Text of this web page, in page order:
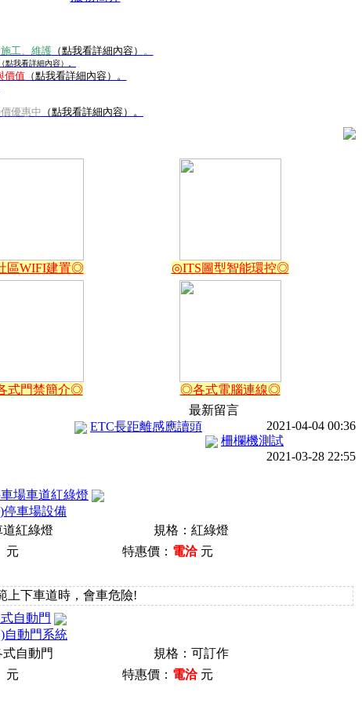
工、維護（點我看詳細內容） 。
（點我看詳細內容）
價值 （點我看詳細內容）。
優惠中 （點我看詳細內容）。
區WIFI建置◎ ◎ITS圖型智能環控◎
式門禁簡介◎
◎各式電腦連線◎
最新留言
ETC長距離感應讀頭
2021-04-04 00:36
柵欄機測試
2021-03-28 22:55
場車道紅綠燈
停車場設備
紅綠燈
規格：紅綠燈
元 特惠價： 電洽元
上下車道時，會車危險!
自動門
自動門系統
自動門
規格：可訂作
元 特惠價： 電洽元